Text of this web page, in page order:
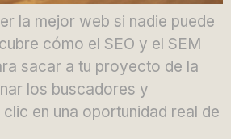
la mejor web si nadie puede
cómo el SEO y el SEM
sacar a tu proyecto de la
los buscadores y
en una oportunidad real de